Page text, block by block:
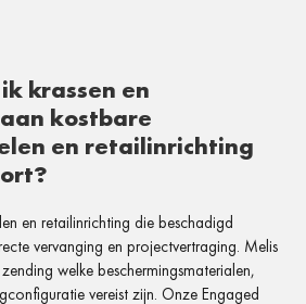
krassen en
kostbare
en retailinrichting
en retailinrichting die beschadigd
vervanging en projectvertraging. Melis
welke beschermingsmaterialen,
vereist zijn. Onze Engaged